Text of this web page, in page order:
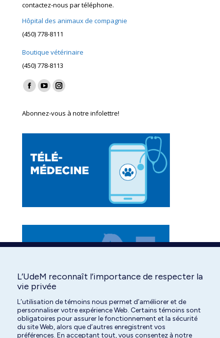
contactez-nous par téléphone.
Hôpital des animaux de compagnie
(450) 778-8111
Boutique vétérinaire
(450) 778-8113
Find us on:
Facebook
opens
window
YouTube
opens
window
Instagram
opens
window
Abonnez-vous à notre infolettre!
L’UdeM reconnaît l’importance de respecter la
vie privée
L’utilisation de témoins nous permet d’améliorer et de
personnaliser votre expérience Web. Certains témoins sont
obligatoires pour assurer le fonctionnement et la sécurité
du site Web, alors que d’autres enregistrent vos
préférences. En acceptant tout, vous consentez à notre